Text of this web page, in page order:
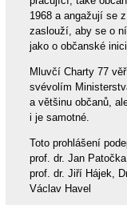
1968 a angažují se
zaslouží, aby se o
jako o občanské
Mluvčí Charty 77
svévolím
a většinu občanů,
i je samotné.
Toto prohlášení
prof. dr. Jan
prof. dr. Jiří Hájek,
Václav Havel